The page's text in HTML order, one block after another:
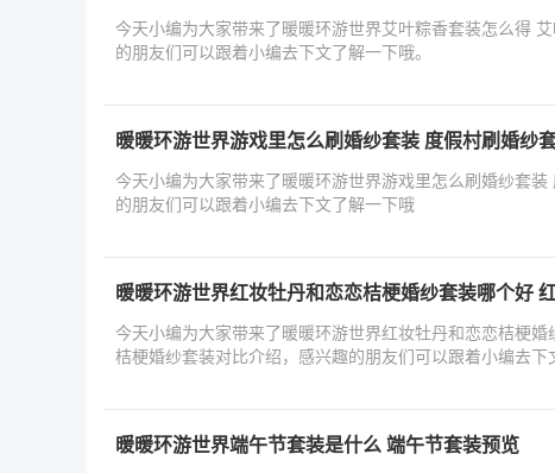
今天小编为大家带来了暖暖环游世界艾叶粽香套装怎么得
的朋友们可以跟着小编去下文了解一下哦。
暖暖环游世界游戏里怎么刷婚纱套装 度假村刷婚纱
今天小编为大家带来了暖暖环游世界游戏里怎么刷婚纱套
的朋友们可以跟着小编去下文了解一下哦
暖暖环游世界红妆牡丹和恋恋桔梗婚纱套装哪个好
今天小编为大家带来了暖暖环游世界红妆牡丹和恋恋桔梗
桔梗婚纱套装对比介绍，感兴趣的朋友们可以跟着小编去下
暖暖环游世界端午节套装是什么 端午节套装预览